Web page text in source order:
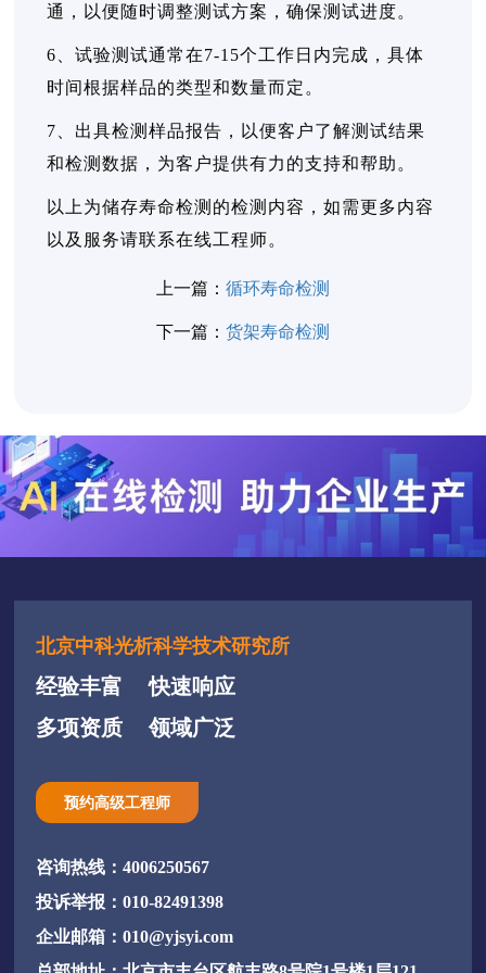
通，以便随时调整测试方案，确保测试进度。
6、试验测试通常在7-15个工作日内完成，具体
时间根据样品的类型和数量而定。
7、出具检测样品报告，以便客户了解测试结果
和检测数据，为客户提供有力的支持和帮助。
以上为储存寿命检测的检测内容，如需更多内容
以及服务请联系在线工程师。
上一篇： 循环寿命检测
下一篇： 货架寿命检测
北京中科光析科学技术研究所
经验丰富
快速响应
多项资质
领域广泛
预约高级工程师
咨询热线：4006250567
投诉举报：010-82491398
企业邮箱：010@yjsyi.com